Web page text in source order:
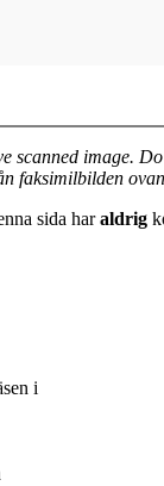
scanned image.
faksimilbilden
sida haraldrig
i